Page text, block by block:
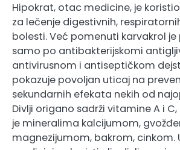
Hipokrat, otac medicine, je
za lečenje digestivnih,
bolesti. Već pomenuti karvakrol
samo po antibakterijskomi
antivirusnom i antiseptičkom
pokazuje povoljan uticaj na
sekundarnih efekata nekih od
Divlji origano sadrži vitamine A i
je mineralima kalcijumom,
magnezijumom, bakrom, cinkom.